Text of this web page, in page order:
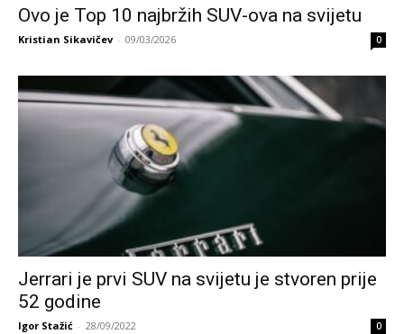
Ovo je Top 10 najbržih SUV-ova na svijetu
Kristian Sikavičev - 09/03/2026 0
Jerrari je prvi SUV na svijetu je stvoren prije
52 godine
Igor Stažić - 28/09/2022 0